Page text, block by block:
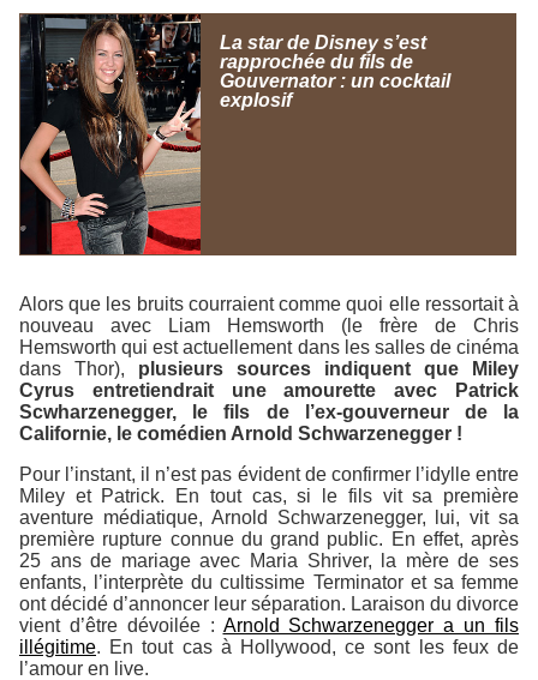
La star de Disney s’est
rapprochée du fils de
Gouvernator : un cocktail
explosif
Alors que les bruits courraient comme quoi elle ressortait à
nouveau avec Liam Hemsworth (le frère de Chris
Hemsworth qui est actuellement dans les salles de cinéma
dans Thor), plusieurs sources indiquent que Miley
Cyrus entretiendrait une amourette avec Patrick
Scwharzenegger, le fils de l’ex-gouverneur de la
Californie, le comédien Arnold Schwarzenegger !
Pour l’instant, il n’est pas évident de confirmer l’idylle entre
Miley et Patrick. En tout cas, si le fils vit sa première
aventure médiatique, Arnold Schwarzenegger, lui, vit sa
première rupture connue du grand public. En effet, après
25 ans de mariage avec Maria Shriver, la mère de ses
enfants, l’interprète du cultissime Terminator et sa femme
ont décidé d’annoncer leur séparation. Laraison du divorce
vient d’être dévoilée : Arnold Schwarzenegger a un fils
illégitime. En tout cas à Hollywood, ce sont les feux de
l’amour en live.